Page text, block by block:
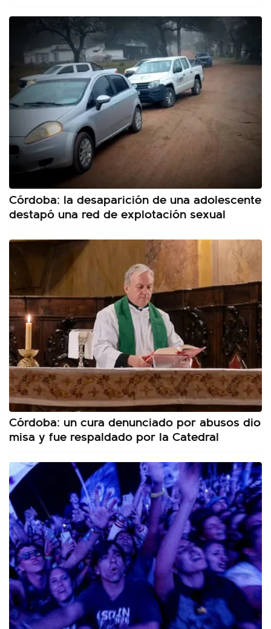
Córdoba: la desaparición de una adolescente
destapó una red de explotación sexual
Córdoba: un cura denunciado por abusos dio
misa y fue respaldado por la Catedral